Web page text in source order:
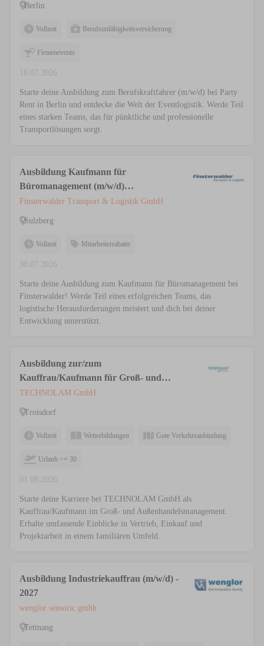
Berlin
Vollzeit Berufsunfähigkeitsversicherung
Firmenevents
18.07.2026
Starte deine Ausbildung zum Berufskraftfahrer (m/w/d) bei Party
Rent in Berlin und entdecke die Welt der Eventlogistik. Werde Teil
eines starken Teams, das für pünktliche und professionelle
Transportlösungen sorgt.
Ausbildung Kaufmann für
Büromanagement (m/w/d)
Administration
Finsterwalder Transport & Logistik GmbH
Sulzberg
Vollzeit Mitarbeiterrabatte
30.07.2026
Starte deine Ausbildung zum Kaufmann für Büromanagement bei
Finsterwalder! Werde Teil eines erfolgreichen Teams, das
logistische Herausforderungen meistert und dich bei deiner
Entwicklung unterstützt.
Ausbildung zur/zum
Kauffrau/Kaufmann für Groß- und
Außenhandelsmanagement (m/w/d)
TECHNOLAM GmbH
Troisdorf
Vollzeit Weiterbildungen Gute Verkehrsanbindung
Urlaub >= 30
01.08.2026
Starte deine Karriere bei TECHNOLAM GmbH als
Kauffrau/Kaufmann im Groß- und Außenhandelsmanagement.
Erhalte umfassende Einblicke in Vertrieb, Einkauf und
Projektarbeit in einem familiären Umfeld.
Ausbildung Industriekauffrau (m/w/d) -
2027
wenglor sensoric gmbh
Tettnang